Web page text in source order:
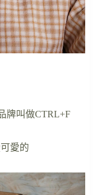
牌叫做CTRL+F
愛的